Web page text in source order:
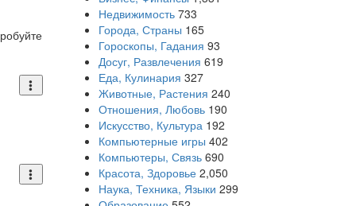
Недвижимость 733
Города, Страны 165
Гороскопы, Гадания 93
Досуг, Развлечения 619
Еда, Кулинария 327
Животные, Растения 240
Отношения, Любовь 190
Искусство, Культура 192
Компьютерные игры 402
Компьютеры, Связь 690
Красота, Здоровье 2,050
Наука, Техника, Языки 299